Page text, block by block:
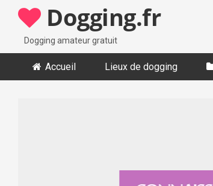
Dogging.fr
Dogging amateur gratuit
Accueil Lieux de dogging